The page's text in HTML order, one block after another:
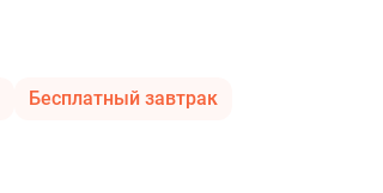
Бесплатный завтрак